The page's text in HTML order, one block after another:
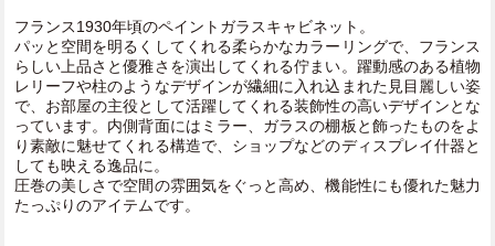
フランス1930年頃のペイントガラスキャビネット。
パッと空間を明るくしてくれる柔らかなカラーリングで、フランス
らしい上品さと優雅さを演出してくれる佇まい。躍動感のある植物
レリーフや柱のようなデザインが繊細に入れ込まれた見目麗しい姿
で、お部屋の主役として活躍してくれる装飾性の高いデザインとな
っています。内側背面にはミラー、ガラスの棚板と飾ったものをよ
り素敵に魅せてくれる構造で、ショップなどのディスプレイ什器と
しても映える逸品に。
圧巻の美しさで空間の雰囲気をぐっと高め、機能性にも優れた魅力
たっぷりのアイテムです。